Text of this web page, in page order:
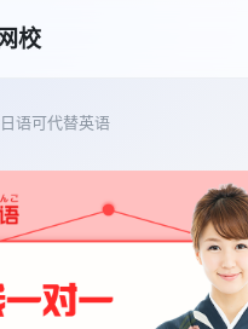
校
语可代替英语